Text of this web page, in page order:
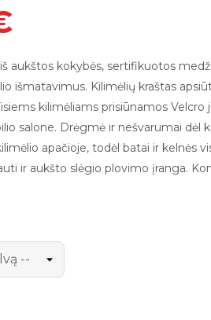
aukštos kokybės, sertifikuotos
išmatavimus. Kilimėlių kraštas
kilimėliams prisiūnamos Velcro
salone. Drėgmė ir nešvarumai dėl
apačioje, todėl batai ir kelnės
ir aukšto slėgio plovimo įranga.